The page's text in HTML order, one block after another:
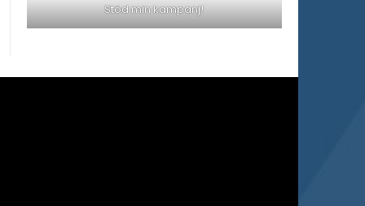
Stöd min kampanj!